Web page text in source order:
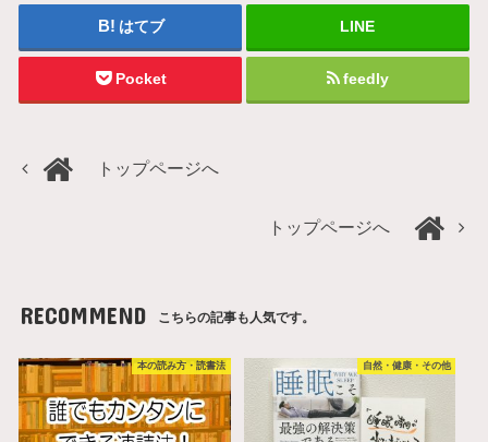
はてブ LINE
Pocket feedly
トップページへ
トップページへ
RECOMMEND こちらの記事も人気です。
本の読み方・読書法 自然・健康・その他